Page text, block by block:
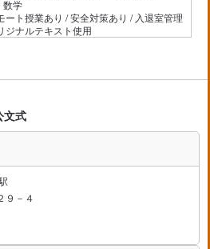
数学
ート授業あり / 安全対策あり / 入退室管理
ジナルテキスト使用
文式
９－４